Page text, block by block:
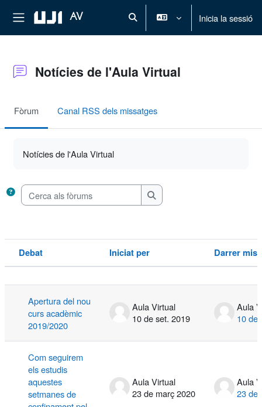
Panell lateral
AV Commuta l'entrada de la cerca
Inicia la sessió
Notícies de l'Aula Virtual
Fòrum Canal RSS dels missatges
Notícies de l'Aula Virtual
Cerca als fòrums
Cerca als fòrums
Estat
Debat Iniciat per Darrer
Apertura del nou
curs acadèmic
2019/2020
Aula Virtual
10 de set. 2019
Aula
10 de
Com seguirem
els estudis
aquestes
setmanes de
Aula Virtual
23 de març 2020
Aula
23 de